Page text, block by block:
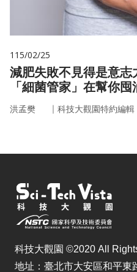
115/02/25
減肥失敗不見得是意志
「細菌管家」在幫你囤
洪孟樊 ｜ 科技大觀園特約編輯
科技大觀園 ©2020 All
地址：臺北市大安區和平東